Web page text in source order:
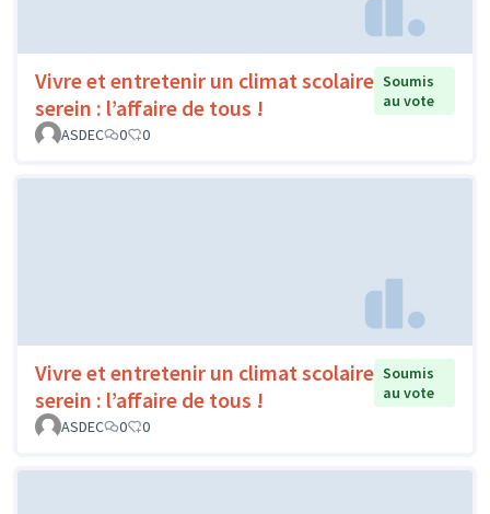
Vivre et entretenir un climat scolaire
serein : l’affaire de tous !
Soumis
au vote
ASDEC
0 0
Vivre et entretenir un climat scolaire
serein : l’affaire de tous !
Soumis
au vote
ASDEC
0 0